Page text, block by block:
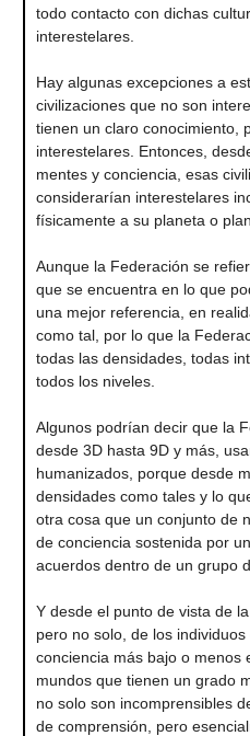
todo contacto con dichas
interestelares.
Hay algunas excepciones a
civilizaciones que no son
tienen un claro conocimiento,
interestelares. Entonces,
mentes y conciencia, esas
considerarían interestelares
físicamente a su planeta o
Aunque la Federación se
que se encuentra en lo que
una mejor referencia, en
como tal, por lo que la
todas las densidades, todas
todos los niveles.
Algunos podrían decir que la
desde 3D hasta 9D y más,
humanizados, porque desde
densidades como tales y lo
otra cosa que un conjunto de
de conciencia sostenida por
acuerdos dentro de un grupo
Y desde el punto de vista de
pero no solo, de los
conciencia más bajo o menos
mundos que tienen un grado
no solo son incomprensibles
de comprensión, pero